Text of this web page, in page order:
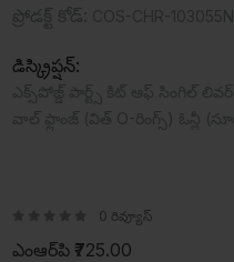
డిస్క్రిప్షన్:
0 రివ్యూస్
ఎంఆర్‌పి ₹725.00